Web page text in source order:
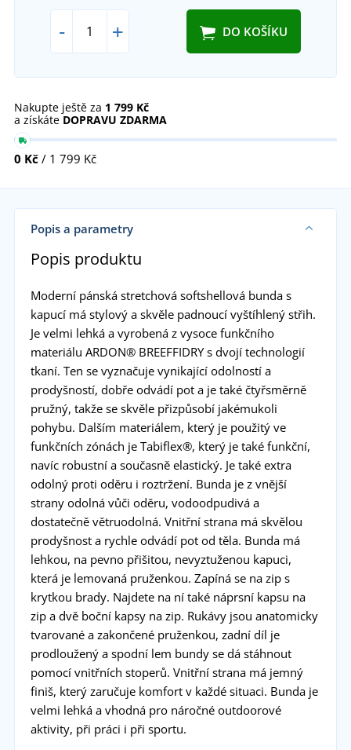
- + DO KOŠÍKU
Nakupte ještě za 1 799 Kč
a získáte DOPRAVU ZDARMA
0 Kč / 1 799 Kč
Popis a parametry
Popis produktu
Moderní pánská stretchová softshellová bunda s
kapucí má stylový a skvěle padnoucí vyštíhlený střih.
Je velmi lehká a vyrobená z vysoce funkčního
materiálu ARDON® BREEFFIDRY s dvojí technologií
tkaní. Ten se vyznačuje vynikající odolností a
prodyšností, dobře odvádí pot a je také čtyřsměrně
pružný, takže se skvěle přizpůsobí jakémukoli
pohybu. Dalším materiálem, který je použitý ve
funkčních zónách je Tabiflex®, který je také funkční,
navíc robustní a současně elastický. Je také extra
odolný proti oděru i roztržení. Bunda je z vnější
strany odolná vůči oděru, vodoodpudivá a
dostatečně větruodolná. Vnitřní strana má skvělou
prodyšnost a rychle odvádí pot od těla. Bunda má
lehkou, na pevno přišitou, nevyztuženou kapuci,
která je lemovaná pruženkou. Zapíná se na zip s
krytkou brady. Najdete na ní také náprsní kapsu na
zip a dvě boční kapsy na zip. Rukávy jsou anatomicky
tvarované a zakončené pruženkou, zadní díl je
prodloužený a spodní lem bundy se dá stáhnout
pomocí vnitřních stoperů. Vnitřní strana má jemný
finiš, který zaručuje komfort v každé situaci. Bunda je
velmi lehká a vhodná pro náročné outdoorové
aktivity, při práci i při sportu.